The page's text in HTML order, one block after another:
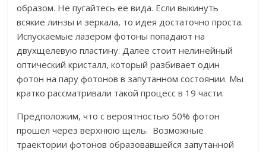
образом. Не пугайтесь ее вида. Если выкинуть
всякие линзы и зеркала, то идея достаточно проста.
Испускаемые лазером фотоны попадают на
двухщелевую пластину. Далее стоит нелинейный
оптический кристалл, который разбивает один
фотон на пару фотонов в запутанном состоянии. Мы
кратко рассматривали такой процесс в 19 части.
Предположим, что с вероятностью 50% фотон
прошел через верхнюю щель. Возможные
траектории фотонов образовавшейся запутанной